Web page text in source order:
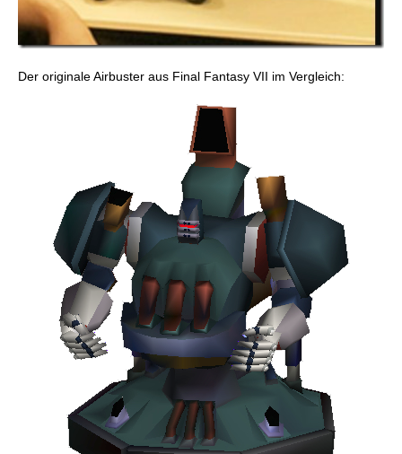
Der originale Airbuster aus Final Fantasy VII im Vergleich: